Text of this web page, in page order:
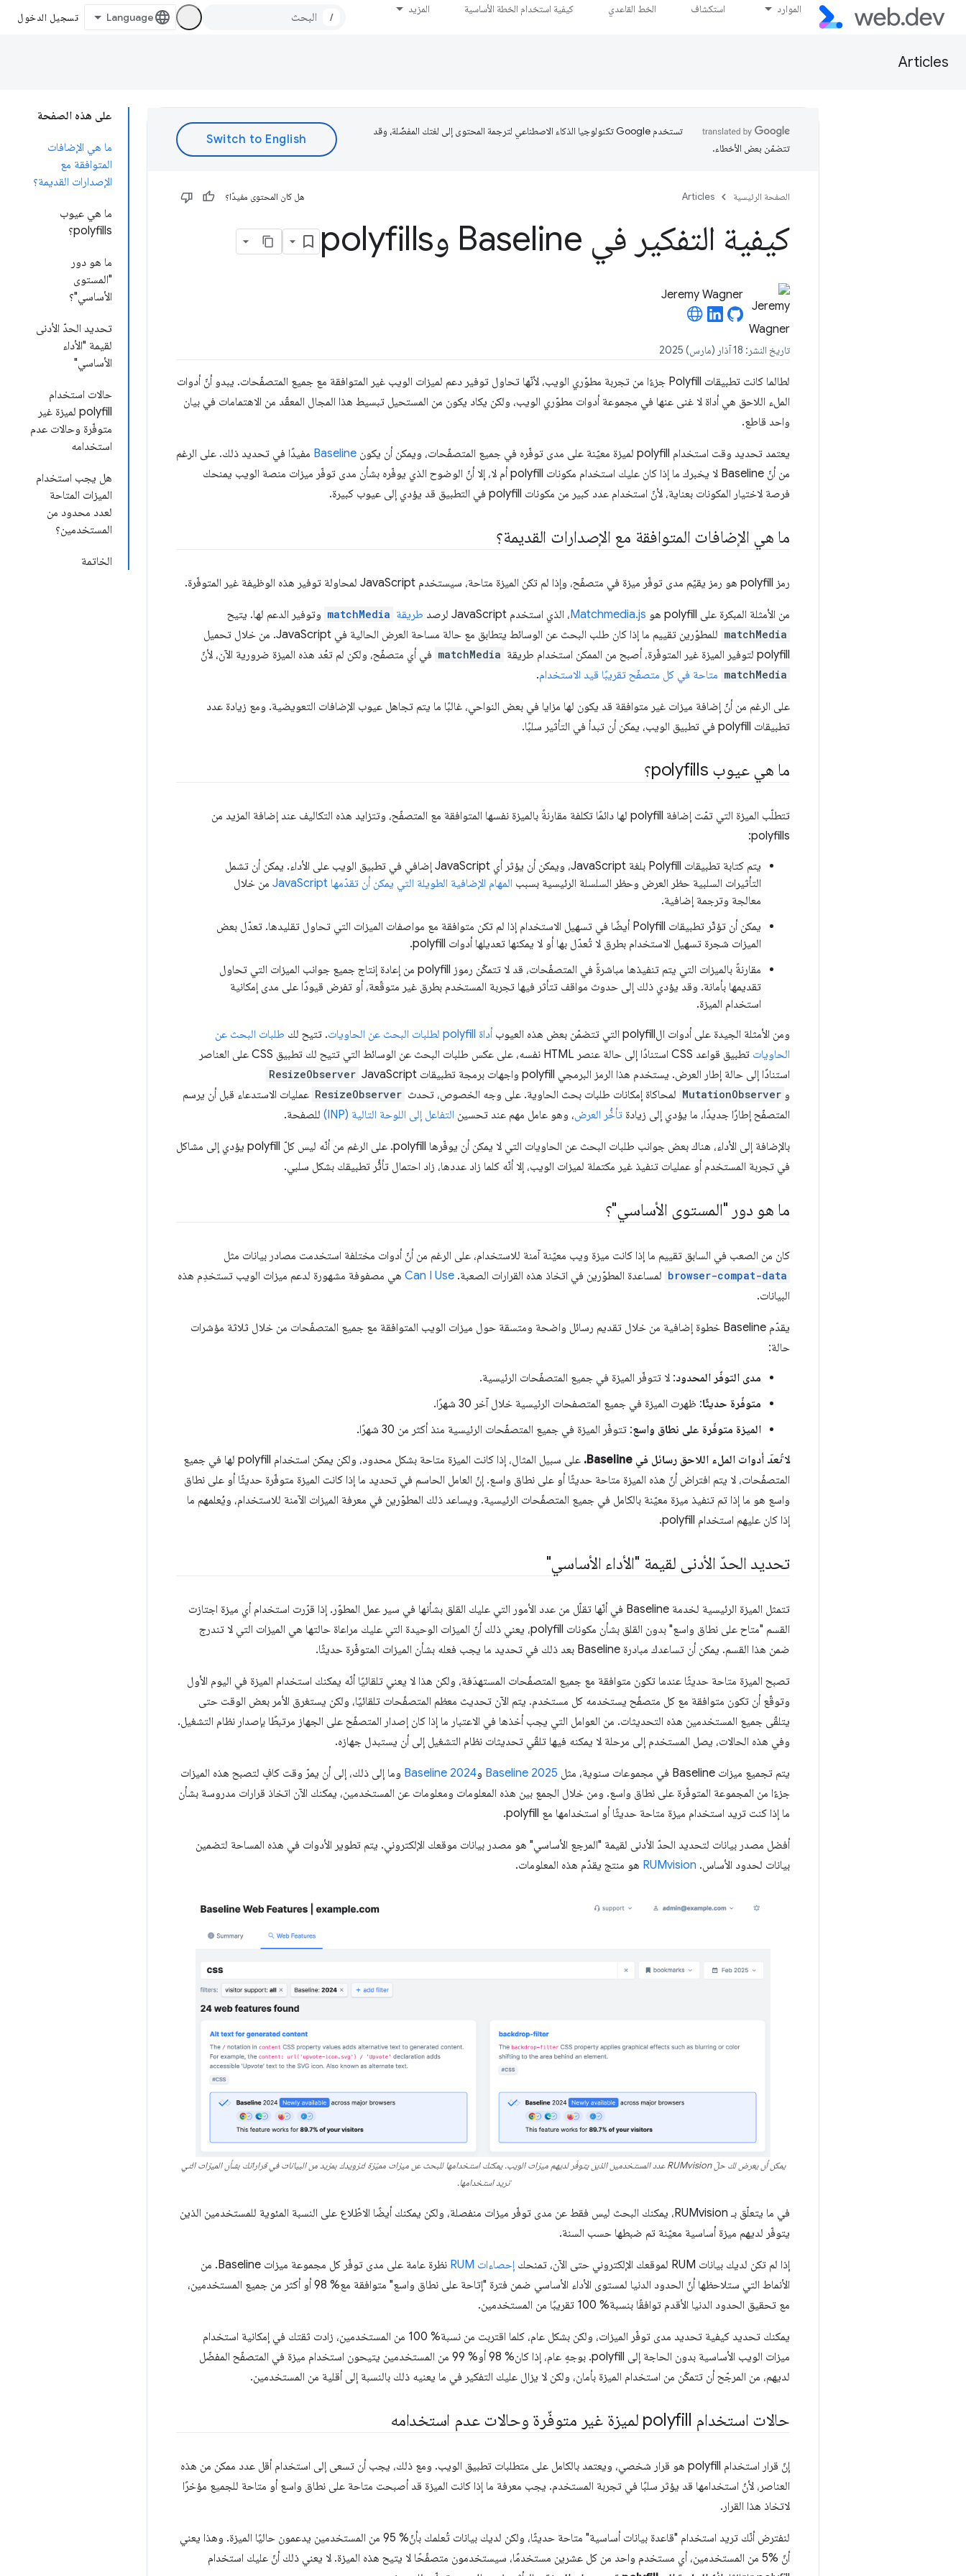
الموارد استكشاف الخط القاعدي كيفية استخدام الخطة الأساسية المزيد
/ تسجيل الدخول
Articles
على هذه الصفحة
ما هي الإضافات
المتوافقة مع
الإصدارات القديمة؟
ما هي عيوب
polyfills؟
ما هو دور
"المستوى
الأساسي"؟
تحديد الحدّ الأدنى
لقيمة "الأداء
الأساسي"
حالات استخدام
polyfill لميزة غير
متوفّرة وحالات عدم
استخدامه
هل يجب استخدام
الميزات المتاحة
لعدد محدود من
المستخدمين؟
الخاتمة
تستخدم Google تكنولوجيا الذكاء الاصطناعي لترجمة المحتوى إلى لغتك المفضّلة، وقد
تتضمّن بعض الأخطاء.
الصفحة الرئيسية Articles هل كان المحتوى مفيدًا؟
كيفية التفكير في Baseline وpolyfills
Jeremy Wagner
تاريخ النشر: 18 آذار (مارس) 2025
لطالما كانت تطبيقات Polyfill جزءًا من تجربة مطوّري الويب، لأنّها تحاول توفير دعم لميزات الويب غير المتوافقة مع جميع المتصفّحات. يبدو أنّ أدوات
الملء اللاحق هي أداة لا غنى عنها في مجموعة أدوات مطوّري الويب، ولكن يكاد يكون من المستحيل تبسيط هذا المجال المعقّد من الاهتمامات في بيان
واحد قاطع.
يعتمد تحديد وقت استخدام polyfill لميزة معيّنة على مدى توفّره في جميع المتصفّحات، ويمكن أن يكون Baseline مفيدًا في تحديد ذلك. على الرغم
من أنّ Baseline لا يخبرك ما إذا كان عليك استخدام مكونات polyfill أم لا، إلا أنّ الوضوح الذي يوفّره بشأن مدى توفّر ميزات منصة الويب يمنحك
فرصة لاختيار المكونات بعناية، لأنّ استخدام عدد كبير من مكونات polyfill في التطبيق قد يؤدي إلى عيوب كبيرة.
ما هي الإضافات المتوافقة مع الإصدارات القديمة؟
رمز polyfill هو رمز يقيّم مدى توفّر ميزة في متصفّح، وإذا لم تكن الميزة متاحة، سيستخدم JavaScript لمحاولة توفير هذه الوظيفة غير المتوفّرة.
من الأمثلة المبكرة على polyfill هو Matchmedia.js، الذي استخدم JavaScript لرصد طريقة matchMedia وتوفير الدعم لها. يتيح
matchMedia
للمطوّرين تقييم ما إذا كان طلب البحث عن الوسائط يتطابق مع حالة مساحة العرض الحالية في JavaScript. من خلال تحميل
polyfill لتوفير الميزة غير المتوفّرة، أصبح من الممكن استخدام طريقة
matchMedia في أي متصفّح، ولكن لم تعُد هذه الميزة ضرورية الآن، لأنّ
matchMedia متاحة في كل متصفّح تقريبًا قيد الاستخدام.
على الرغم من أنّ إضافة ميزات غير متوافقة قد يكون لها مزايا في بعض النواحي، غالبًا ما يتم تجاهل عيوب الإضافات التعويضية. ومع زيادة عدد
تطبيقات polyfill في تطبيق الويب، يمكن أن تبدأ في التأثير سلبًا.
ما هي عيوب polyfills؟
تتطلّب الميزة التي تمّت إضافة polyfill لها دائمًا تكلفة مقارنةً بالميزة نفسها المتوافقة مع المتصفّح، وتتزايد هذه التكاليف عند إضافة المزيد من
polyfills:
يتم كتابة تطبيقات Polyfill بلغة JavaScript، ويمكن أن يؤثر أي JavaScript إضافي في تطبيق الويب على الأداء. يمكن أن تشمل
التأثيرات السلبية حظر العرض وحظر السلسلة الرئيسية بسبب المهام الإضافية الطويلة التي يمكن أن تقدّمها JavaScript
من خلال
معالجة وترجمة إضافية.
يمكن أن تؤثّر تطبيقات Polyfill أيضًا في تسهيل الاستخدام إذا لم تكن متوافقة مع مواصفات الميزات التي تحاول تقليدها. تعدّل بعض
الميزات شجرة تسهيل الاستخدام بطرق لا تُعدّل بها أو لا يمكنها تعديلها أدوات polyfill.
مقارنةً بالميزات التي يتم تنفيذها مباشرةً في المتصفّحات، قد لا تتمكّن رموز polyfill من إعادة إنتاج جميع جوانب الميزات التي تحاول
تقديمها بأمانة. وقد يؤدي ذلك إلى حدوث مواقف تتأثر فيها تجربة المستخدم بطرق غير متوقّعة، أو تفرض قيودًا على مدى إمكانية
استخدام الميزة.
ومن الأمثلة الجيدة على أدوات الpolyfill التي تتضمّن بعض هذه العيوب أداة polyfill لطلبات البحث عن الحاويات . تتيح لك طلبات البحث عن
الحاويات
تطبيق قواعد CSS استنادًا إلى حالة عنصر HTML نفسه، على عكس طلبات البحث عن الوسائط التي تتيح لك تطبيق CSS على العناصر
استنادًا إلى حالة إطار العرض. يستخدم هذا الرمز البرمجي polyfill واجهات برمجة تطبيقات JavaScript
ResizeObserver
و MutationObserver لمحاكاة إمكانات طلبات بحث الحاوية. على وجه الخصوص، تحدث ResizeObserver عمليات الاستدعاء قبل أن يرسم
المتصفّح إطارًا جديدًا، ما يؤدي إلى زيادة تأخُّر العرض، وهو عامل مهم عند تحسين التفاعل إلى اللوحة التالية (INP) للصفحة.
بالإضافة إلى الأداء، هناك بعض جوانب طلبات البحث عن الحاويات التي لا يمكن أن يوفّرها polyfill. على الرغم من أنّه ليس كلّ polyfill يؤدي إلى مشاكل
في تجربة المستخدم أو عمليات تنفيذ غير مكتملة لميزات الويب، إلا أنّه كلما زاد عددها، زاد احتمال تأثُّر تطبيقك بشكل سلبي.
ما هو دور "المستوى الأساسي"؟
كان من الصعب في السابق تقييم ما إذا كانت ميزة ويب معيّنة آمنة للاستخدام، على الرغم من أنّ أدوات مختلفة استخدمت مصادر بيانات مثل
browser-compat-data لمساعدة المطوّرين في اتخاذ هذه القرارات الصعبة. Can I Use هي مصفوفة مشهورة لدعم ميزات الويب تستخدِم هذه
البيانات.
يقدّم Baseline خطوة إضافية من خلال تقديم رسائل واضحة ومتسقة حول ميزات الويب المتوافقة مع جميع المتصفّحات من خلال ثلاثة مؤشرات
حالة:
مدى التوفّر المحدود: لا تتوفّر الميزة في جميع المتصفّحات الرئيسية.
متوفّرة حديثًا: ظهرت الميزة في جميع المتصفحات الرئيسية خلال آخر 30 شهرًا.
الميزة متوفّرة على نطاق واسع: تتوفّر الميزة في جميع المتصفّحات الرئيسية منذ أكثر من 30 شهرًا.
لاتُعدّ أدوات الملء اللاحق رسائل في Baseline.
على سبيل المثال، إذا كانت الميزة متاحة بشكل محدود، ولكن يمكن استخدام polyfill لها في جميع
المتصفّحات، لا يتم افتراض أنّ هذه الميزة متاحة حديثًا أو على نطاق واسع. إنّ العامل الحاسم في تحديد ما إذا كانت الميزة متوفّرة حديثًا أو على نطاق
واسع هو ما إذا تم تنفيذ ميزة معيّنة بالكامل في جميع المتصفّحات الرئيسية. ويساعد ذلك المطوّرين في معرفة الميزات الآمنة للاستخدام، ويُعلمهم ما
إذا كان عليهم استخدام polyfill.
تحديد الحدّ الأدنى لقيمة "الأداء الأساسي"
تتمثل الميزة الرئيسية لخدمة Baseline في أنّها تقلّل من عدد الأمور التي عليك القلق بشأنها في سير عمل المطوّر. إذا قرّرت استخدام أي ميزة اجتازت
القسم "متاح على نطاق واسع" بدون القلق بشأن مكونات polyfill، يعني ذلك أنّ الميزات الوحيدة التي عليك مراعاة حالتها هي الميزات التي لا تندرج
ضمن هذا القسم. يمكن أن تساعدك مبادرة Baseline بعد ذلك في تحديد ما يجب فعله بشأن الميزات المتوفّرة حديثًا.
تصبح الميزة متاحة حديثًا عندما تكون متوافقة مع جميع المتصفّحات المستهدَفة، ولكن هذا لا يعني تلقائيًا أنّه يمكنك استخدام الميزة في اليوم الأول
وتوقّع أن تكون متوافقة مع كل متصفّح يستخدمه كل مستخدم. يتم الآن تحديث معظم المتصفّحات تلقائيًا، ولكن يستغرق الأمر بعض الوقت حتى
يتلقّى جميع المستخدمين هذه التحديثات. من العوامل التي يجب أخذها في الاعتبار ما إذا كان إصدار المتصفّح على الجهاز مرتبطًا بإصدار نظام التشغيل.
وفي هذه الحالات، يصل المستخدم إلى مرحلة لا يمكنه فيها تلقّي تحديثات نظام التشغيل إلى أن يستبدل جهازه.
يتم تجميع ميزات Baseline في مجموعات سنوية، مثل Baseline 2025 وBaseline 2024 وما إلى ذلك، إلى أن يمرّ وقت كافٍ لتصبح هذه الميزات
جزءًا من المجموعة المتوفّرة على نطاق واسع. ومن خلال الجمع بين هذه المعلومات ومعلومات عن المستخدمين، يمكنك الآن اتخاذ قرارات مدروسة بشأن
ما إذا كنت تريد استخدام ميزة متاحة حديثًا أو استخدامها مع polyfill.
أفضل مصدر بيانات لتحديد الحدّ الأدنى لقيمة "المرجع الأساسي" هو مصدر بيانات موقعك الإلكتروني. يتم تطوير الأدوات في هذه المساحة لتضمين
بيانات لحدود الأساس. RUMvision هو منتج يقدّم هذه المعلومات.
يمكن أن يعرض لك حلّ RUMvision عدد المستخدمين الذين يتوفّر لديهم ميزات الويب. يمكنك استخدامها للبحث عن ميزات مميّزة لتزويدك بمزيد من البيانات في قراراتك بشأن الميزات التي
تريد استخدامها.
في ما يتعلّق بـ RUMvision، يمكنك البحث ليس فقط عن مدى توفّر ميزات منفصلة، ولكن يمكنك أيضًا الاطّلاع على النسبة المئوية للمستخدمين الذين
يتوفّر لديهم ميزة أساسية معيّنة تم ضبطها حسب السنة.
إذا لم تكن لديك بيانات RUM لموقعك الإلكتروني حتى الآن، تمنحك إحصاءات RUM
نظرة عامة على مدى توفّر كل مجموعة ميزات Baseline. من
الأنماط التي ستلاحظها أنّ الحدود الدنيا لمستوى الأداء الأساسي ضمن فترة "إتاحة على نطاق واسع" متوافقة مع% 98 أو أكثر من جميع المستخدمين،
مع تحقيق الحدود الدنيا الأقدم توافقًا بنسبة% 100 تقريبًا من المستخدمين.
يمكنك تحديد كيفية تحديد مدى توفّر الميزات، ولكن بشكل عام، كلما اقتربت من نسبة% 100 من المستخدمين، زادت ثقتك في إمكانية استخدام
ميزات الويب الأساسية بدون الحاجة إلى polyfill. بوجهٍ عام، إذا كان% 98 أو% 99 من المستخدمين يتيحون استخدام ميزة في المتصفّح المفضّل
لديهم، من المرجّح أن تتمكّن من استخدام الميزة بأمان، ولكن لا يزال عليك التفكير في ما يعنيه ذلك بالنسبة إلى أقلية من المستخدمين.
حالات استخدام polyfill لميزة غير متوفّرة وحالات عدم استخدامه
إنّ قرار استخدام polyfill هو قرار شخصي، ويعتمد بالكامل على متطلبات تطبيق الويب. ومع ذلك، يجب أن تسعى إلى استخدام أقل عدد ممكن من هذه
العناصر، لأنّ استخدامها قد يؤثر سلبًا في تجربة المستخدم. يجب معرفة ما إذا كانت الميزة قد أصبحت متاحة على نطاق واسع أو متاحة للجميع مؤخرًا
لاتخاذ هذا القرار.
لنفترض أنّك تريد استخدام "قاعدة بيانات أساسية" متاحة حديثًا، ولكن لديك بيانات تُعلمك بأنّ% 95 من المستخدمين يدعمون حاليًا الميزة. وهذا يعني
أنّ %5 من المستخدمين، أي مستخدم واحد من كل عشرين مستخدمًا، سيستخدمون متصفّحًا لا يتيح هذه الميزة. لا يعني ذلك أنّ عليك استخدام